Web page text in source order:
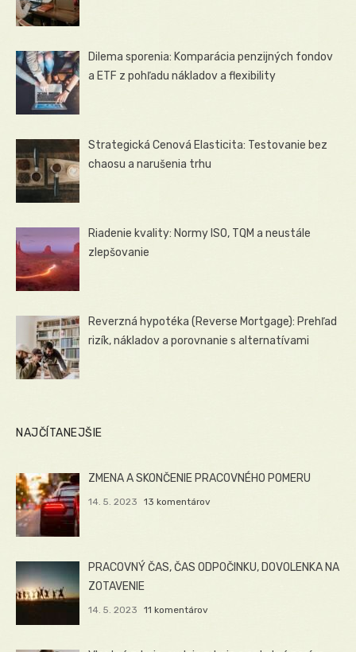
Dilema sporenia: Komparácia penzijných fondov
a ETF z pohľadu nákladov a flexibility
Strategická Cenová Elasticita: Testovanie bez
chaosu a narušenia trhu
Riadenie kvality: Normy ISO, TQM a neustále
zlepšovanie
Reverzná hypotéka (Reverse Mortgage): Prehľad
rizík, nákladov a porovnanie s alternatívami
NAJČÍTANEJŠIE
ZMENA A SKONČENIE PRACOVNÉHO POMERU
14. 5. 2023 13 komentárov
PRACOVNÝ ČAS, ČAS ODPOČINKU, DOVOLENKA NA
ZOTAVENIE
14. 5. 2023 11 komentárov